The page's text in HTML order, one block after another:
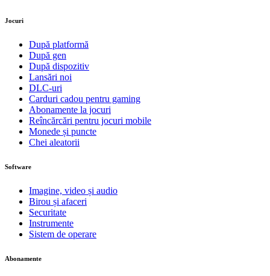
Jocuri
După platformă
După gen
După dispozitiv
Lansări noi
DLC-uri
Carduri cadou pentru gaming
Abonamente la jocuri
Reîncărcări pentru jocuri mobile
Monede și puncte
Chei aleatorii
Software
Imagine, video și audio
Birou și afaceri
Securitate
Instrumente
Sistem de operare
Abonamente